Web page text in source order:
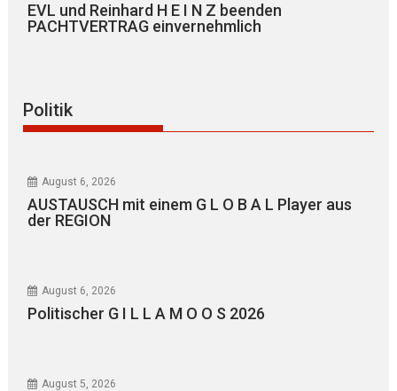
EVL und Reinhard H E I N Z beenden
PACHTVERTRAG einvernehmlich
Politik
August 6, 2026
AUSTAUSCH mit einem G L O B A L Player aus
der REGION
August 6, 2026
Politischer G I L L A M O O S 2026
August 5, 2026